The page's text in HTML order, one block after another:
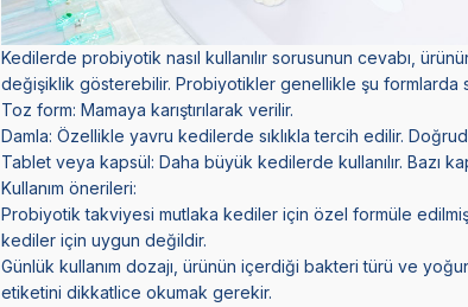
Kedilerde probiyotik nasıl kullanılır sorusunun cevabı,
değişiklik gösterebilir. Probiyotikler genellikle şu formlarda
Toz form: Mamaya karıştırılarak verilir.
Damla: Özellikle yavru kedilerde sıklıkla tercih edilir.
Tablet veya kapsül: Daha büyük kedilerde kullanılır. Bazı
Kullanım önerileri:
Probiyotik takviyesi mutlaka kediler için özel formüle edilmiş
kediler için uygun değildir.
Günlük kullanım dozajı, ürünün içerdiği bakteri türü ve
etiketini dikkatlice okumak gerekir.